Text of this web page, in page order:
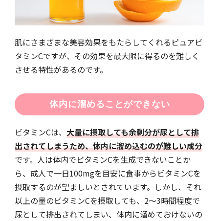
肌にさまざまな美容効果をもたらしてくれるピュアビ
タミンCですが、その効果を最大限に得るのを難しく
させる特性があるのです。
体内に溜めることができない
ビタミンCは、 大量に摂取しても余剰分が尿として排
出されてしまうため、体内に溜め込むのが難しい成分
です。人は体内でビタミンCを生成できないことか
ら、成人で一日100mgを目安に食事からビタミンCを
摂取するのが望ましいとされています。しかし、それ
以上の量のビタミンCを摂取しても、2〜3時間程度で
尿として排出されてしまい、体内に溜めておけないの